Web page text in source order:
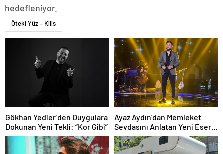
hedefleniyor.
Öteki Yüz – Kilis
Gökhan Yedier’den Duygulara
Dokunan Yeni Tekli: “Kor Gibi”
Ayaz Aydın’dan Memleket
Sevdasını Anlatan Yeni Eser:
“Biz Sivaslıyız”